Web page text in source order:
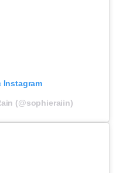
Instagram
(@sophieraiin)